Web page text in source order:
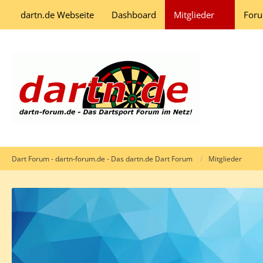
dartn.de Webseite Dashboard Mitglieder
Dart Forum - dartn-forum.de - Das dartn.de Dart Forum Mitglieder